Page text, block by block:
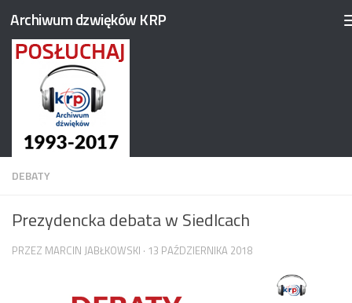
Przejdź do treści
Archiwum dzwięków KRP
DEBATY
Prezydencka debata w Siedlcach
PRZEZ MARCIN JABŁKOWSKI · 13 PAŹDZIERNIKA 2018